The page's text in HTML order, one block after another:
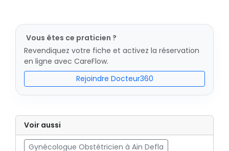
Vous êtes ce praticien ?
Revendiquez votre fiche et activez la réservation
en ligne avec CareFlow.
Rejoindre Docteur360
Voir aussi
Gynécologue Obstétricien à Aïn Defla